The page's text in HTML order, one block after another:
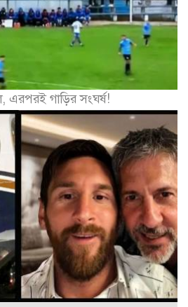
এরপরই গাড়ির সংঘর্ষ!